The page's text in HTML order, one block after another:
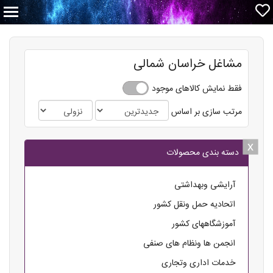
مشاغل خراسان شمالی
فقط نمایش کالاهای موجود
مرتب سازی بر اساس
x دسته بندی محصولات
آرایشی وبهداشتی
اتحادیه حمل ونقل کشور
آموزشگاههای کشور
انجمن ها ونظام های صنفی
خدمات اداری وتجاری
x